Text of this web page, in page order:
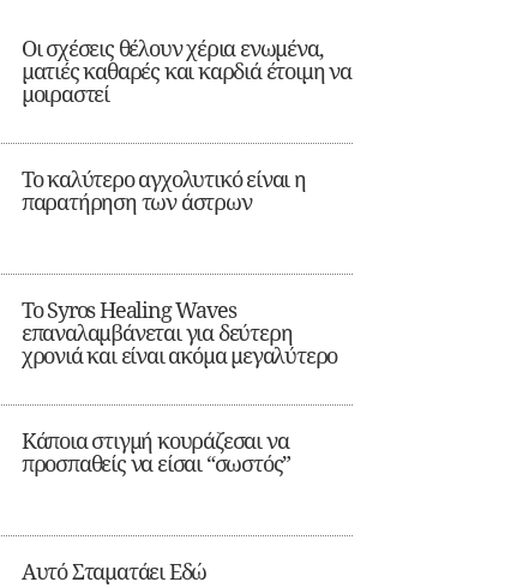
Οι σχέσεις θέλουν χέρια ενωμένα,
ματιές καθαρές και καρδιά έτοιμη να
μοιραστεί
Το καλύτερο αγχολυτικό είναι η
παρατήρηση των άστρων
Το Syros Healing Waves
επαναλαμβάνεται για δεύτερη
χρονιά και είναι ακόμα μεγαλύτερο
Κάποια στιγμή κουράζεσαι να
προσπαθείς να είσαι “σωστός”
Αυτό Σταματάει Εδώ